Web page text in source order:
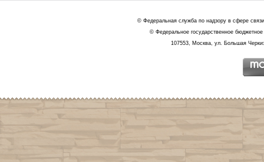
© Федеральная служба по надзору в сфере
© Федеральное государственное
107553, Москва, ул. Большая